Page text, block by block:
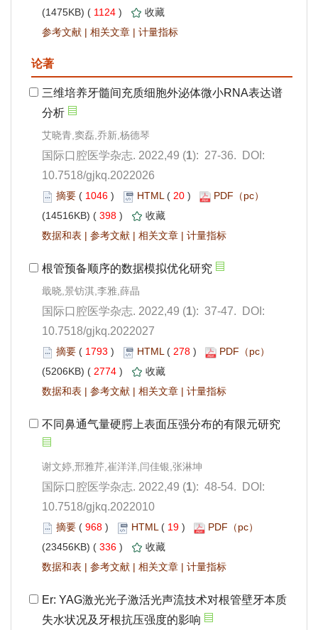
1124 )
|
|
): 27-36. DOI:
10.7518/gjkq.2022026
1046 ) 20 )
398 )
|
| |
): 37-47. DOI:
10.7518/gjkq.2022027
1793 ) 278 )
2774 )
|
| |
): 48-54. DOI:
10.7518/gjkq.2022010
968 ) 19 )
336 )
|
| |